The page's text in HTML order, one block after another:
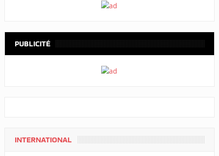
PUBLICITÉ
INTERNATIONAL